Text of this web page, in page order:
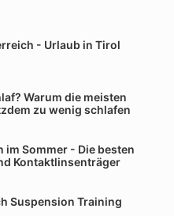
- Urlaub in Tirol
Warum die meisten
zu wenig schlafen
im Sommer - Die besten
Kontaktlinsenträger
Suspension Training